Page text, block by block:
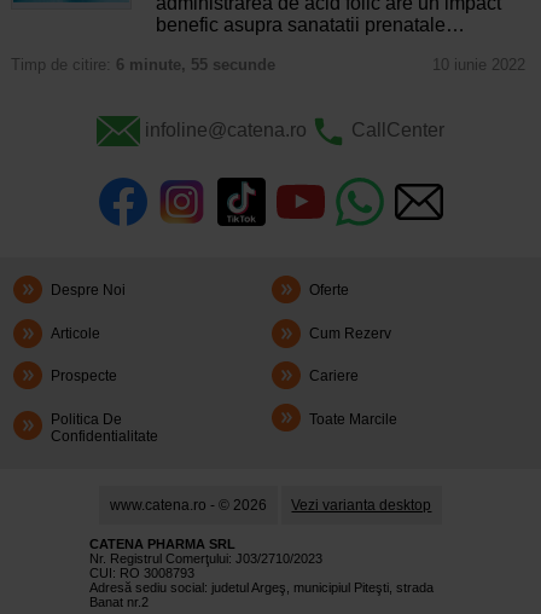
benefic asupra sanatatii prenatale…
Timp de citire: 6 minute, 55 secunde 10 iunie 2022
infoline@catena.ro CallCenter
Despre Noi Oferte
Articole Cum Rezerv
Prospecte Cariere
Politica De
Confidentialitate
Toate Marcile
www.catena.ro - © 2026 Vezi varianta desktop
CATENA PHARMA SRL
Nr. Registrul Comerţului: J03/2710/2023
CUI: RO 3008793
Adresă sediu social: judetul Argeş, municipiul Piteşti, strada
Banat nr.2